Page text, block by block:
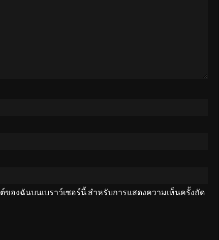
ของฉันบนเบราว์เซอร์นี้ สำหรับการแสดงความเห็นครั้งถัด